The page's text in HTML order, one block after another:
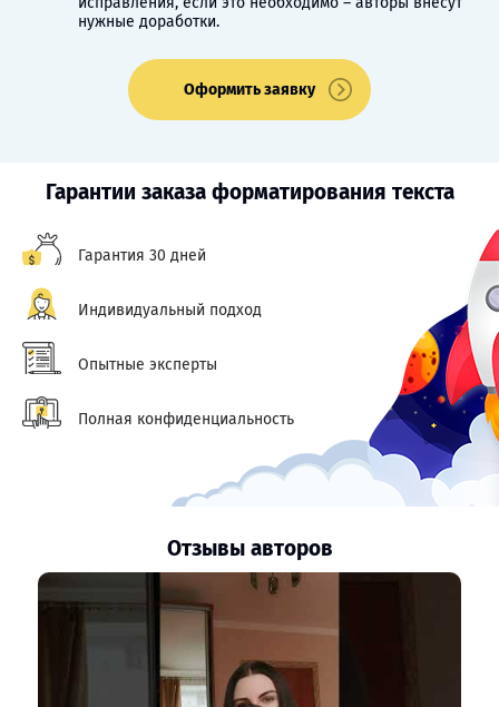
нужные доработки.
Оформить заявку
Гарантии заказа форматирования текста
Гарантия 30 дней
Индивидуальный подход
Опытные эксперты
Полная конфиденциальность
Отзывы авторов